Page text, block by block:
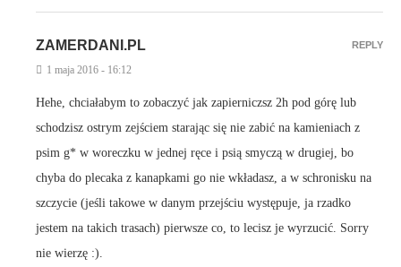
ZAMERDANI.PL
1 maja 2016 - 16:12
Hehe, chciałabym to zobaczyć jak zapierniczsz 2h pod górę lub
schodzisz ostrym zejściem starając się nie zabić na kamieniach z
psim g* w woreczku w jednej ręce i psią smyczą w drugiej, bo
chyba do plecaka z kanapkami go nie wkładasz, a w schronisku na
szczycie (jeśli takowe w danym przejściu występuje, ja rzadko
jestem na takich trasach) pierwsze co, to lecisz je wyrzucić. Sorry
nie wierzę :).
REPLY